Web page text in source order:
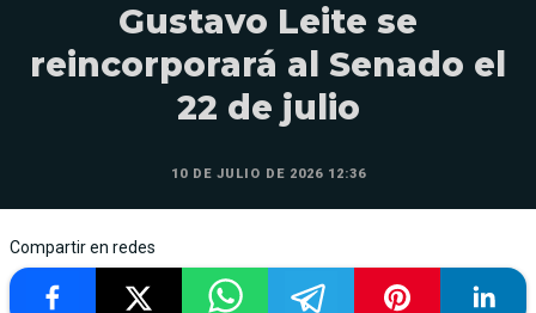
Gustavo Leite se
reincorporará al Senado el
22 de julio
10 DE JULIO DE 2026 12:36
Compartir en redes